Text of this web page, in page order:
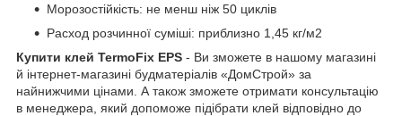
Морозостійкість: не менш ніж 50 циклів
Расход розчинної суміші: приблизно 1,45 кг/м2
Купити клей TermoFix EPS - Ви зможете в нашому магазині
й інтернет-магазині будматеріалів «ДомСтрой» за
найнижчими цінами. А також зможете отримати консультацію
в менеджера, який допоможе підібрати клей відповідно до